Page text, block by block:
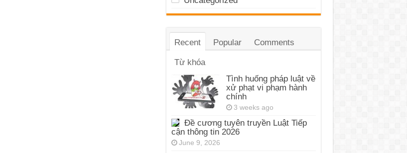
Recent Popular Comments
Từ khóa
Tình huống pháp luật về
xử phạt vi phạm hành
chính
3 weeks ago
Đề cương tuyên truyền Luật Tiếp
cận thông tin 2026
June 9, 2026